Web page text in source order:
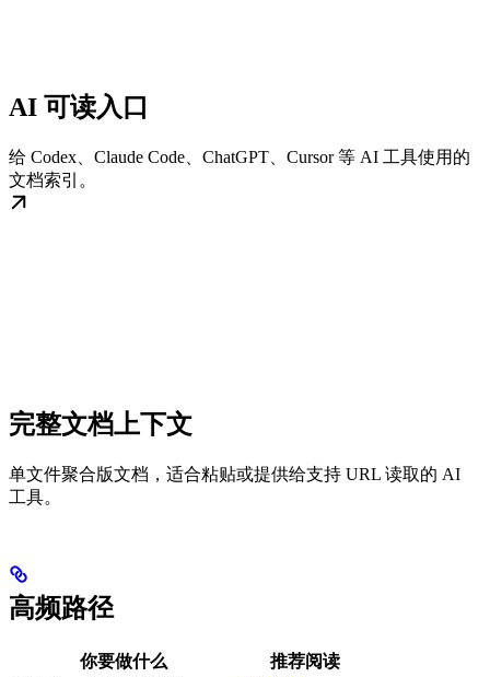
AI 可读入口
给 Codex、Claude Code、ChatGPT、Cursor 等 AI 工具使用的
文档索引。
完整文档上下文
单文件聚合版文档，适合粘贴或提供给支持 URL 读取的 AI
工具。
高频路径
你要做什么
推荐阅读